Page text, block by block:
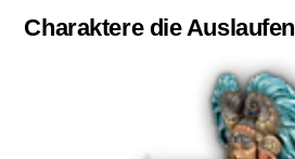
Charaktere die Auslaufen